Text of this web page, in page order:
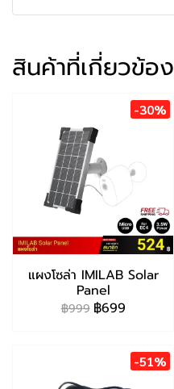
สินค้าที่เกี่ยวข้อง
-30%
แผงโซล่า IMILAB Solar
Panel
฿999 ฿699
-51%